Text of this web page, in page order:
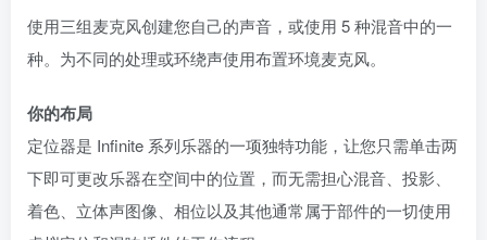
使用三组麦克风创建您自己的声音，或使用 5 种混音中的一
种。为不同的处理或环绕声使用布置环境麦克风。
你的布局
定位器是 Infinite 系列乐器的一项独特功能，让您只需单击两
下即可更改乐器在空间中的位置，而无需担心混音、投影、
着色、立体声图像、相位以及其他通常属于部件的一切使用